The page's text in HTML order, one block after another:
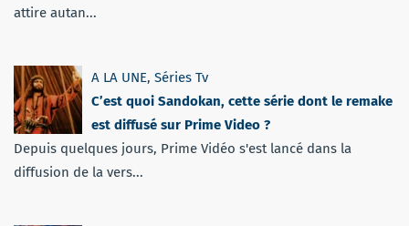
attire autan...
A LA UNE, Séries Tv
C’est quoi Sandokan, cette série dont le remake
est diffusé sur Prime Video ?
Depuis quelques jours, Prime Vidéo s'est lancé dans la
diffusion de la vers...